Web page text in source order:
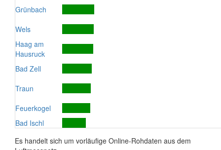
Grünbach
Wels
Haag am
Hausruck
Bad Zell
Traun
Feuerkogel
Bad Ischl
Es handelt sich um vorläufige Online-Rohdaten aus dem